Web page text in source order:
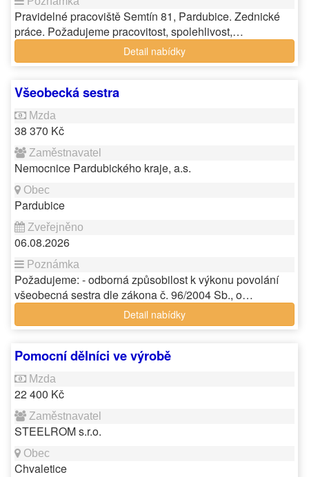
Pravidelné pracoviště Semtín 81, Pardubice. Zednické
práce. Požadujeme pracovitost, spolehlivost,…
Detail nabídky
Všeobecká sestra
38 370 Kč
Nemocnice Pardubického kraje, a.s.
Pardubice
06.08.2026
Požadujeme: - odborná způsobilost k výkonu povolání
všeobecná sestra dle zákona č. 96/2004 Sb., o…
Detail nabídky
Pomocní dělníci ve výrobě
22 400 Kč
STEELROM s.r.o.
Chvaletice